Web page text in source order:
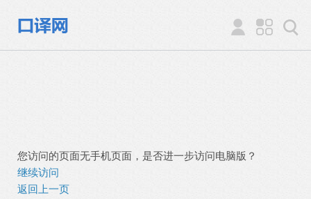
您访问的页面无手机页面，是否进一步访问电脑版？
继续访问
返回上一页